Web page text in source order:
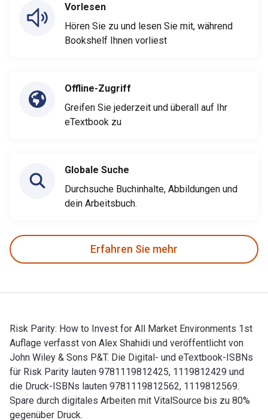
Vorlesen
Hören Sie zu und lesen Sie mit, während
Bookshelf Ihnen vorliest
Offline-Zugriff
Greifen Sie jederzeit und überall auf Ihr
eTextbook zu
Globale Suche
Durchsuche Buchinhalte, Abbildungen und
dein Arbeitsbuch.
Erfahren Sie mehr
Risk Parity: How to Invest for All Market Environments 1st
Auflage verfasst von Alex Shahidi und veröffentlicht von
John Wiley & Sons P&T. Die Digital- und eTextbook-ISBNs
für Risk Parity lauten 9781119812425, 1119812429 und
die Druck-ISBNs lauten 9781119812562, 1119812569.
Spare durch digitales Arbeiten mit VitalSource bis zu 80%
gegenüber Druck.